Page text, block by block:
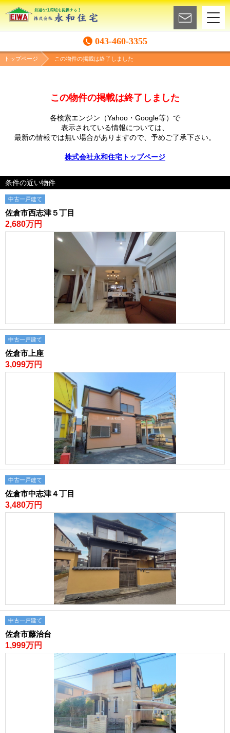
043-460-3355
トップページ この物件の掲載は終了しました
この物件の掲載は終了しました
各検索エンジン（Yahoo・Google等）で
表示されている情報については、
最新の情報では無い場合がありますので、 予めご了承下さい。
株式会社永和住宅トップページ
条件の近い物件
中古一戸建て
佐倉市西志津５丁目
2,680万円
中古一戸建て
佐倉市上座
3,099万円
中古一戸建て
佐倉市中志津４丁目
3,480万円
中古一戸建て
佐倉市藤治台
1,999万円